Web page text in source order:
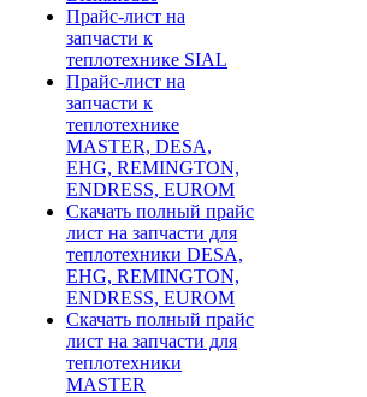
Прайс-лист на
запчасти к
теплотехнике SIAL
Прайс-лист на
запчасти к
теплотехнике
MASTER, DESA,
EHG, REMINGTON,
ENDRESS, EUROM
Скачать полный прайс
лист на запчасти для
теплотехники DESA,
EHG, REMINGTON,
ENDRESS, EUROM
Скачать полный прайс
лист на запчасти для
теплотехники
MASTER